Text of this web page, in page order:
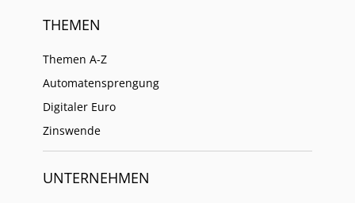
THEMEN
Themen A-Z
Automatensprengung
Digitaler Euro
Zinswende
UNTERNEHMEN